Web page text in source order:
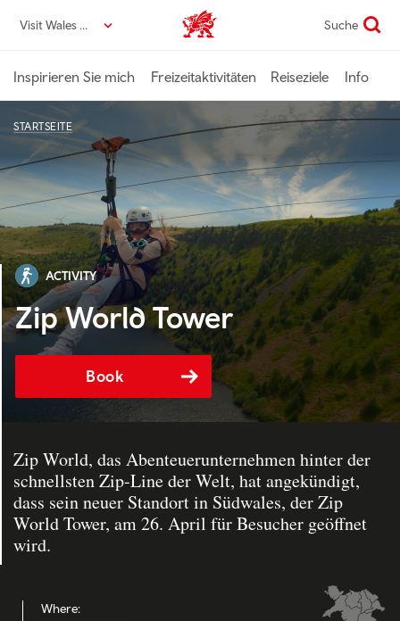
zumVisit Wales DE VisitWales home Suche
Inspirieren Sie mich Freizeitaktivitäten Reiseziele Info
STARTSEITE
ACTIVITY
Zip World Tower
Book
Zip World, das Abenteuerunternehmen hinter der
schnellsten Zip-Line der Welt, hat angekündigt,
dass sein neuer Standort in Südwales, der Zip
World Tower, am 26. April für Besucher geöffnet
wird.
Where: